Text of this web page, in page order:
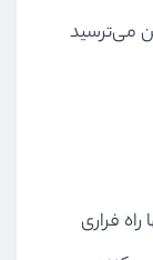
می‌ترسید
فراری